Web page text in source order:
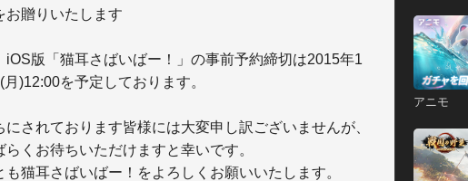
お贈りいたします
iOS版「猫耳さばいばー！」の事前予約締切は2015年1
月)12:00を予定しております。
にされております皆様には大変申し訳ございませんが、
らくお待ちいただけますと幸いです。
も猫耳さばいばー！をよろしくお願いいたします。
アニモ